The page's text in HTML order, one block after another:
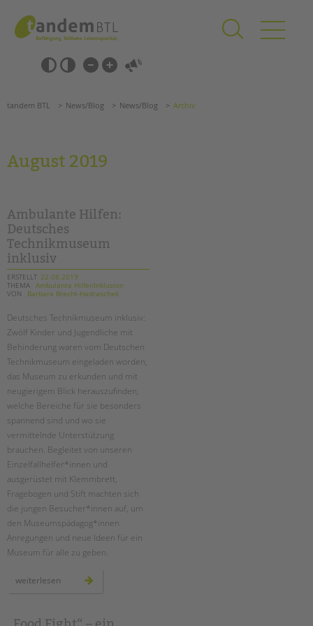
springen
Barrierefrei-
Einstellungen
überspringen
überspringen
Grundschulen
Förderzentren
Kollegs
EFöB
Schulbezogene Sozialarbeit
Tagesgruppen
EINGLIEDERUNGSHILFE
BETREUTES WOHNEN
TANDEM BTL AKADEMIE
Zertfikatskurse
Seminarkalender
Seminarräume
STADTTEILARBEIT
PROFIL | LEITBILD
Bereiche im Überblick
Kinder- und Jugendschutz
Unsere Videos
tandem BTL News/Blog News/Blog Archiv
August 2019
Ambulante Hilfen:
Deutsches
Technikmuseum
inklusiv
ERSTELLT 22.08.2019
THEMA Ambulante HilfenInklusion
VON
Barbara Brecht-Hadraschek
Deutsches Technikmuseum inklusiv:
Zwölf Kinder und Jugendliche mit
Behinderung waren vom Deutschen
Technikmuseum eingeladen worden,
das Museum zu erkunden und mit
neugierigem Blick herauszufinden,
welche Bereiche für sie besonders
spannend sind und wo sie
vermittelnde Unterstützung
brauchen. Begleitet von unseren
Einzelfallhelfer*innen und
ausgerüstet mit Klemmbrett,
Fragebogen und Stift machten sich
die jungen Besucher*innen auf, um
den Museumspädagog*innen
Anregungen und neue Ideen für ein
Museum für alle zu geben.
weiterlesen ambulante